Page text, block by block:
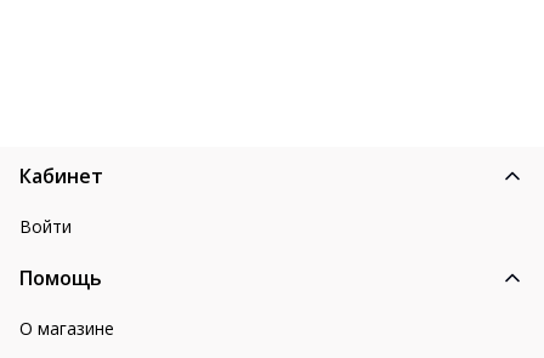
Кабинет
Войти
Помощь
О магазине